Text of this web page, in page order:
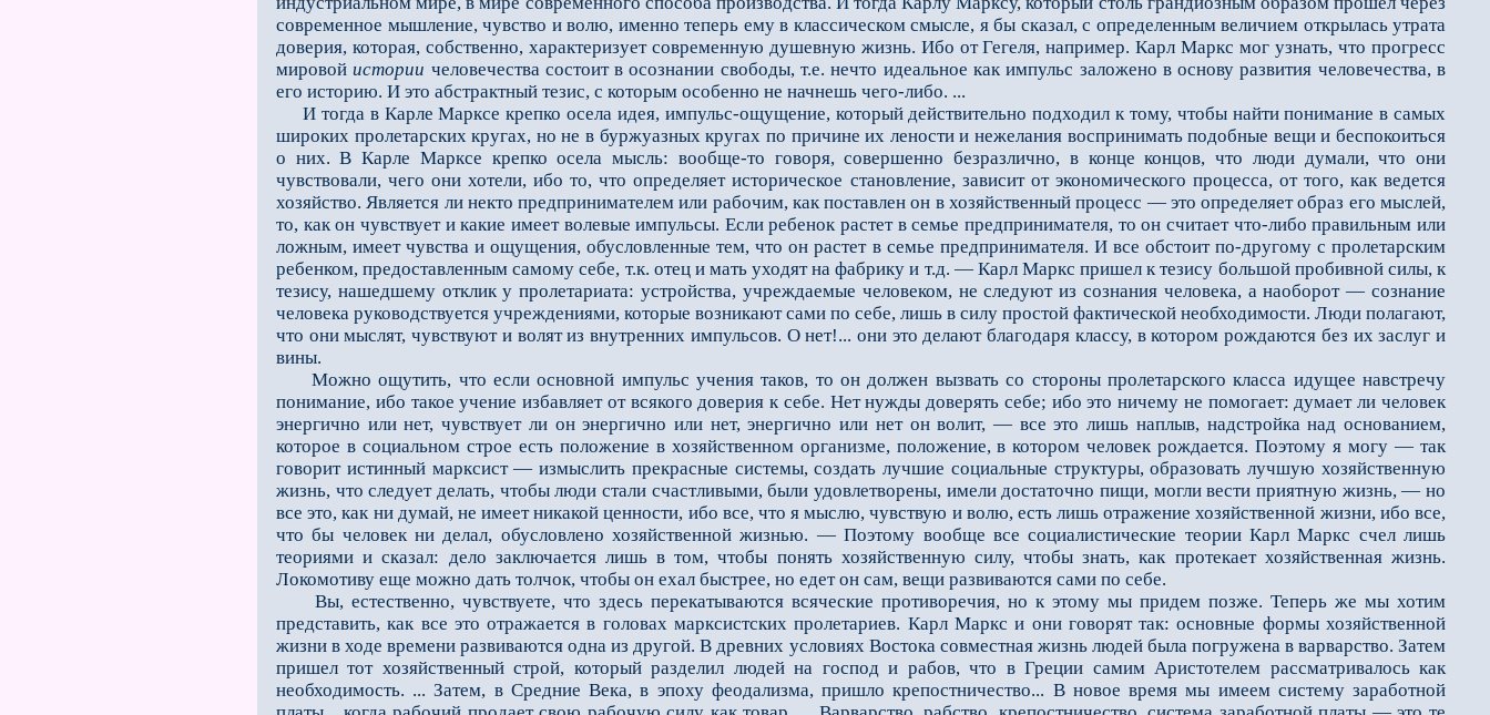
современное мышление, чувство и волю, именно теперь ему в классическом смысле, я бы сказал, с определенным величием открылась утрата
доверия, которая, собственно, характеризует современную душевную жизнь. Ибо от Гегеля, например. Карл Маркс мог узнать, что прогресс
мировойистории человечества состоит в осознании свободы, т.е. нечто идеальное как импульс заложено в основу развития человечества, в
его историю. И это абстрактный тезис, с которым особенно не начнешь чего-либо. ...
И тогда в Карле Марксе крепко осела идея, импульс-ощущение, который действительно подходил к тому, чтобы найти понимание в самых
широких пролетарских кругах, но не в буржуазных кругах по причине их лености и нежелания воспринимать подобные вещи и беспокоиться
о них. В Карле Марксе крепко осела мысль: вообще-то говоря, совершенно безразлично, в конце концов, что люди думали, что они
чувствовали, чего они хотели, ибо то, что определяет историческое становление, зависит от экономического процесса, от того, как ведется
хозяйство. Является ли некто предпринимателем или рабочим, как поставлен он в хозяйственный процесс — это определяет образ его мыслей,
то, как он чувствует и какие имеет волевые импульсы. Если ребенок растет в семье предпринимателя, то он считает что-либо правильным или
ложным, имеет чувства и ощущения, обусловленные тем, что он растет в семье предпринимателя. И все обстоит по-другому с пролетарским
ребенком, предоставленным самому себе, т.к. отец и мать уходят на фабрику и т.д. — Карл Маркс пришел к тезису большой пробивной силы, к
тезису, нашедшему отклик у пролетариата: устройства, учреждаемые человеком, не следуют из сознания человека, а наоборот — сознание
человека руководствуется учреждениями, которые возникают сами по себе, лишь в силу простой фактической необходимости. Люди полагают,
что они мыслят, чувствуют и волят из внутренних импульсов. О нет!... они это делают благодаря классу, в котором рождаются без их заслуг и
вины.
Можно ощутить, что если основной импульс учения таков, то он должен вызвать со стороны пролетарского класса идущее навстречу
понимание, ибо такое учение избавляет от всякого доверия к себе. Нет нужды доверять себе; ибо это ничему не помогает: думает ли человек
энергично или нет, чувствует ли он энергично или нет, энергично или нет он волит, — все это лишь наплыв, надстройка над основанием,
которое в социальном строе есть положение в хозяйственном организме, положение, в котором человек рождается. Поэтому я могу — так
говорит истинный марксист — измыслить прекрасные системы, создать лучшие социальные структуры, образовать лучшую хозяйственную
жизнь, что следует делать, чтобы люди стали счастливыми, были удовлетворены, имели достаточно пищи, могли вести приятную жизнь, — но
все это, как ни думай, не имеет никакой ценности, ибо все, что я мыслю, чувствую и волю, есть лишь отражение хозяйственной жизни, ибо все,
что бы человек ни делал, обусловлено хозяйственной жизнью. — Поэтому вообще все социалистические теории Карл Маркс счел лишь
теориями и сказал: дело заключается лишь в том, чтобы понять хозяйственную силу, чтобы знать, как протекает хозяйственная жизнь.
Локомотиву еще можно дать толчок, чтобы он ехал быстрее, но едет он сам, вещи развиваются сами по себе.
Вы, естественно, чувствуете, что здесь перекатываются всяческие противоречия, но к этому мы придем позже. Теперь же мы хотим
представить, как все это отражается в головах марксистских пролетариев. Карл Маркс и они говорят так: основные формы хозяйственной
жизни в ходе времени развиваются одна из другой. В древних условиях Востока совместная жизнь людей была погружена в варварство. Затем
пришел тот хозяйственный строй, который разделил людей на господ и рабов, что в Греции самим Аристотелем рассматривалось как
необходимость. ... Затем, в Средние Века, в эпоху феодализма, пришло крепостничество... В новое время мы имеем систему заработной